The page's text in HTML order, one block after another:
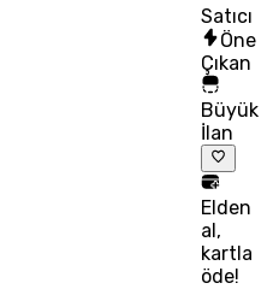
Satıcı
Öne
Çıkan
Büyük
İlan
Elden
al,
kartla
öde!